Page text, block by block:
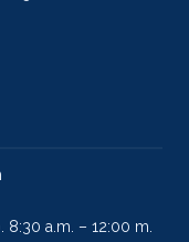
8:30 a.m. – 12:00 m.